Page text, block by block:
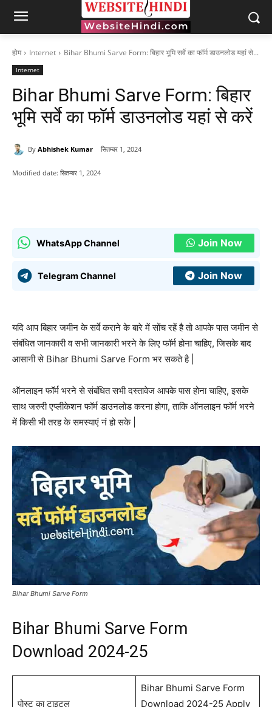
होम Internet Bihar Bhumi Sarve Form: बिहार भूमि सर्वे का फॉर्म डाउनलोड यहां से...
Internet
Bihar Bhumi Sarve Form: बिहार
भूमि सर्वे का फॉर्म डाउनलोड यहां से करें
By Abhishek Kumar सितम्बर 1, 2024
Modified date: सितम्बर 1, 2024
WhatsApp Channel Join Now
Telegram Channel Join Now
यदि आप बिहार जमीन के सर्वे कराने के बारे में सोंच रहें है तो आपके पास जमीन से
संबंधित जानकारी व सभी जानकारी भरने के लिए फॉर्म होना चाहिए, जिसके बाद
आसानी से Bihar Bhumi Sarve Form भर सकते है |
ऑनलाइन फॉर्म भरने से संबंधित सभी दस्तावेज आपके पास होना चाहिए, इसके
साथ जरुरी एप्लीकेशन फॉर्म डाउनलोड करना होगा, ताकि ऑनलाइन फॉर्म भरने
में किसी भी तरह के समस्याएं नं हो सके |
Bihar Bhumi Sarve Form
Bihar Bhumi Sarve Form
Download 2024-25
पोस्ट का टाइटल
Bihar Bhumi Sarve Form
Download 2024-25 Apply